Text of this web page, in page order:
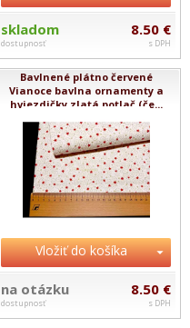
skladom
dostupnosť
8.50 €
s DPH
Bavlnené plátno červené
Vianoce bavlna ornamenty a
hviezdičky zlatá potlač (če...
Vložiť do košíka
na otázku
dostupnosť
8.50 €
s DPH